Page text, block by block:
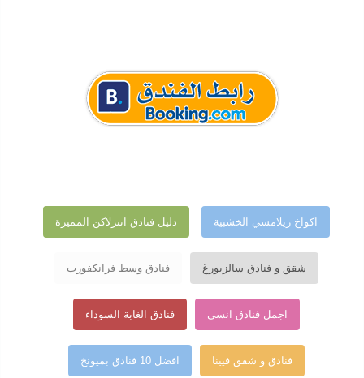
اكواخ زيلامسي الخشبية دليل فنادق انترلاكن المميزة
شقق و فنادق سالزبورغ فنادق وسط فرانكفورت
اجمل فنادق انسي فنادق الغابة السوداء
فنادق و شقق فيينا افضل 10 فنادق بميونخ